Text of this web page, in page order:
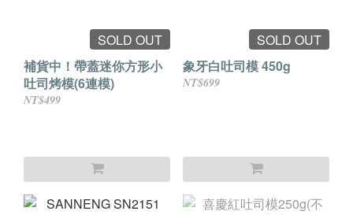
SOLD OUT
補貨中！帶蓋迷你方形小
吐司烤模(6連模)
NT$499
SOLD OUT
象牙白吐司模 450g
NT$699